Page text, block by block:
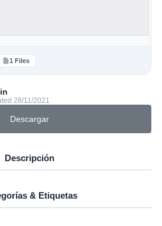
1 Files
28/11/2021
Descargar
Descripción
& Etiquetas